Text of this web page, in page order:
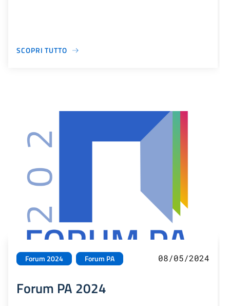
SCOPRI TUTTO
Forum 2024 Forum PA 08/05/2024
Forum PA 2024